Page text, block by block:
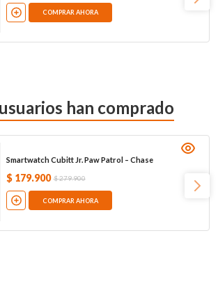
COMPRAR AHORA
han comprado
Smartwatch Cubitt Jr. Paw Patrol – Chase
$ 179.900 $279.900
COMPRAR AHORA